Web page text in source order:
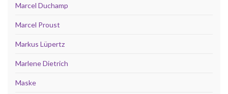
Marcel Duchamp
Marcel Proust
Markus Lüpertz
Marlene Dietrich
Maske